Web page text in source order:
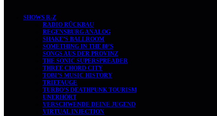
SHOWS R-Z
RADIO RÜCKBAU
REGENSBURG ANALOG
SHAKE’S BALLROOM
SOMETHING IN THE 80’S
SONGS AUS DER PROVINZ
THE SONIC SUPERSPREADER
THREE CHORD CITY
TOBI’S MUSIC HISTORY
TRIEFAUGE
TURBO’S DEATHPUNK TOURISM
UNERHÖRT
VERSCHWENDE DEINE JUGEND
VIRTUAL INJECTION